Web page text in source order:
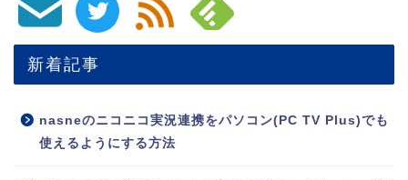
新着記事
nasneのニコニコ実況連携をパソコン(PC TV Plus)でも
使えるようにする方法